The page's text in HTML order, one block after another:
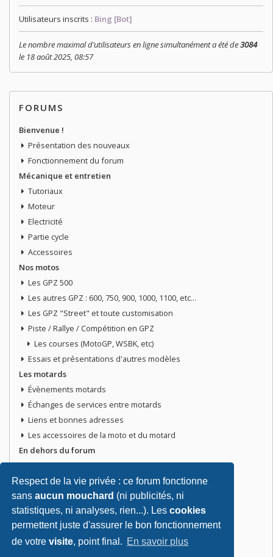
Respect de la vie privée : ce forum fonctionne
sansaucun mouchard (ni publicités, ni
statistiques, ni analyses, rien...). Lescookies
permettent juste d'assurer le bon fonctionnement
de votrevisite, point final. En savoir plus
Utilisateurs inscrits : Bing [Bot]
Le nombre maximal d’utilisateurs en ligne simultanément a été de3084
le 18 août 2025, 08:57
FORUMS
Bienvenue !
Présentation des nouveaux
Fonctionnement du forum
Mécanique et entretien
Tutoriaux
Moteur
Electricité
Partie cycle
Accessoires
Nos motos
Les GPZ 500
Les autres GPZ : 600, 750, 900, 1000, 1100, etc...
Les GPZ "Street" et toute customisation
Piste / Rallye / Compétition en GPZ
Les courses (MotoGP, WSBK, etc)
Essais et présentations d'autres modèles
Les motards
Évènements motards
Échanges de services entre motards
Liens et bonnes adresses
Les accessoires de la moto et du motard
En dehors du forum
Discussions libres
Petites annonces
Vends ta moto
Vends pièces ou équipements / accessoires du motard
Recherche moto ou pièces
Tout doit disparaitre !